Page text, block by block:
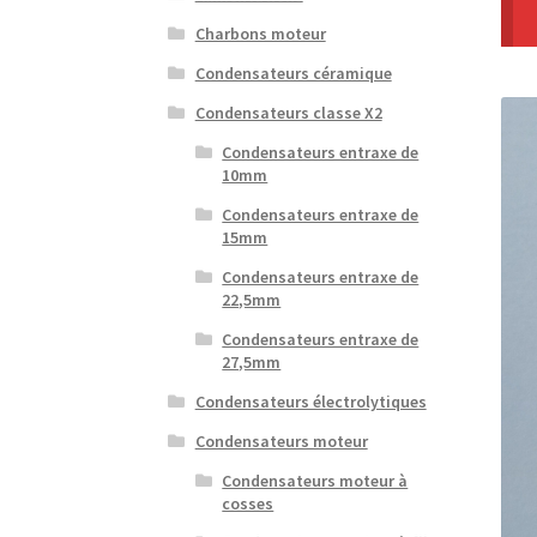
Charbons moteur
Condensateurs céramique
Condensateurs classe X2
Condensateurs entraxe de
10mm
Condensateurs entraxe de
15mm
Condensateurs entraxe de
22,5mm
Condensateurs entraxe de
27,5mm
Condensateurs électrolytiques
Condensateurs moteur
Condensateurs moteur à
cosses